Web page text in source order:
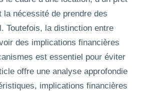
la nécessité de prendre des
Toutefois, la distinction entre
des implications financières
est essentiel pour éviter
offre une analyse approfondie
implications financières